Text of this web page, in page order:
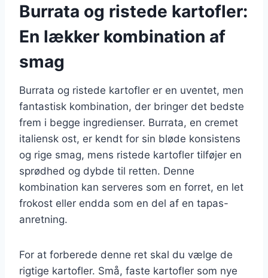
Burrata og ristede kartofler:
En lækker kombination af
smag
Burrata og ristede kartofler er en uventet, men
fantastisk kombination, der bringer det bedste
frem i begge ingredienser. Burrata, en cremet
italiensk ost, er kendt for sin bløde konsistens
og rige smag, mens ristede kartofler tilføjer en
sprødhed og dybde til retten. Denne
kombination kan serveres som en forret, en let
frokost eller endda som en del af en tapas-
anretning.
For at forberede denne ret skal du vælge de
rigtige kartofler. Små, faste kartofler som nye